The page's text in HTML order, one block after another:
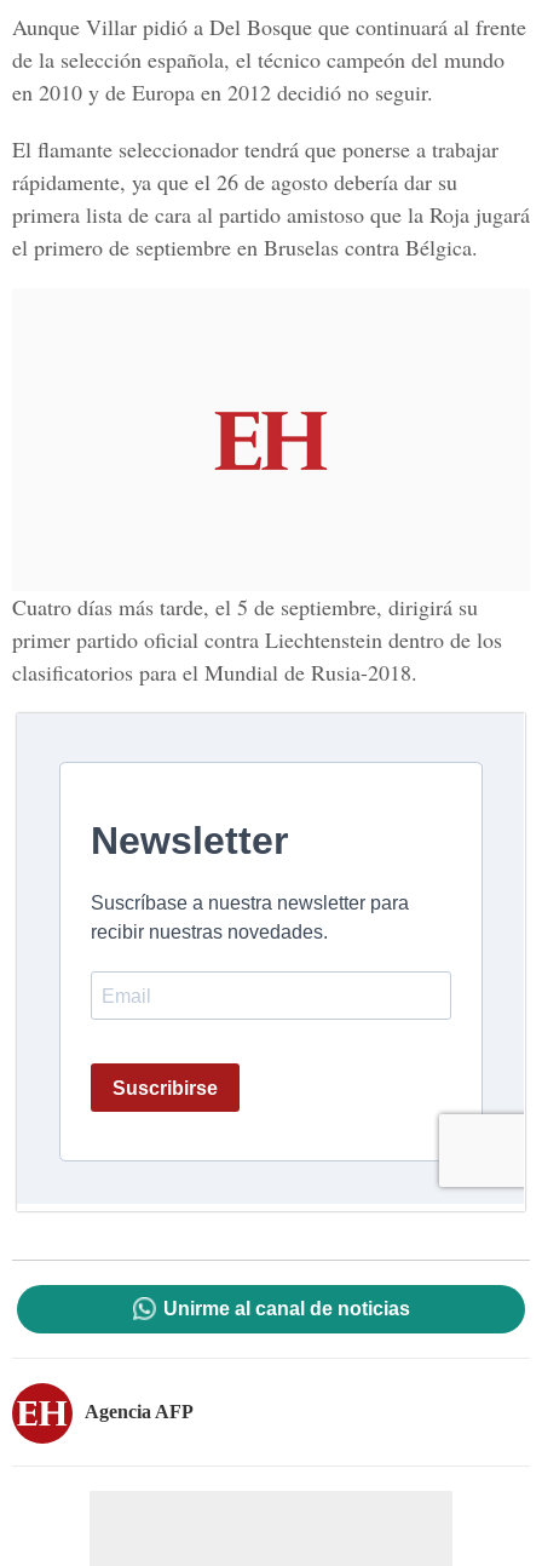
Aunque Villar pidió a Del Bosque que continuará al frente
de la selección española, el técnico campeón del mundo
en 2010 y de Europa en 2012 decidió no seguir.
El flamante seleccionador tendrá que ponerse a trabajar
rápidamente, ya que el 26 de agosto debería dar su
primera lista de cara al partido amistoso que la Roja jugará
el primero de septiembre en Bruselas contra Bélgica.
Cuatro días más tarde, el 5 de septiembre, dirigirá su
primer partido oficial contra Liechtenstein dentro de los
clasificatorios para el Mundial de Rusia-2018.
Unirme al canal de noticias
Agencia AFP